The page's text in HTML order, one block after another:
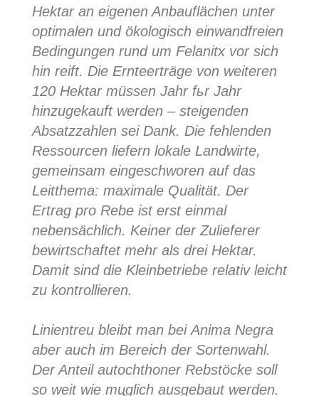
Hektar an eigenen Anbauflächen unter
optimalen und ökologisch einwandfreien
Bedingungen rund um Felanitx vor sich
hin reift. Die Ernteerträge von weiteren
120 Hektar müssen Jahr fьr Jahr
hinzugekauft werden – steigenden
Absatzzahlen sei Dank. Die fehlenden
Ressourcen liefern lokale Landwirte,
gemeinsam eingeschworen auf das
Leitthema: maximale Qualität. Der
Ertrag pro Rebe ist erst einmal
nebensächlich. Keiner der Zulieferer
bewirtschaftet mehr als drei Hektar.
Damit sind die Kleinbetriebe relativ leicht
zu kontrollieren.
Linientreu bleibt man bei Аnima Negra
aber auch im Bereich der Sortenwahl.
Der Anteil autochthoner Rebstöcke soll
so weit wie mцglich ausgebaut werden.